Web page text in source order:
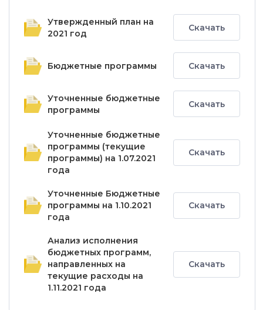
Утвержденный план на
2021 год
Скачать
Бюджетные программы Скачать
Уточненные бюджетные
программы
Скачать
Уточненные бюджетные
программы (текущие
программы) на 1.07.2021
года
Скачать
Уточненные Бюджетные
программы на 1.10.2021
года
Скачать
Анализ исполнения
бюджетных программ,
направленных на
текущие расходы на
1.11.2021 года
Скачать